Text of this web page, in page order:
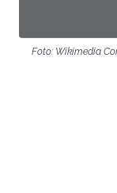
Foto: Wikimedia